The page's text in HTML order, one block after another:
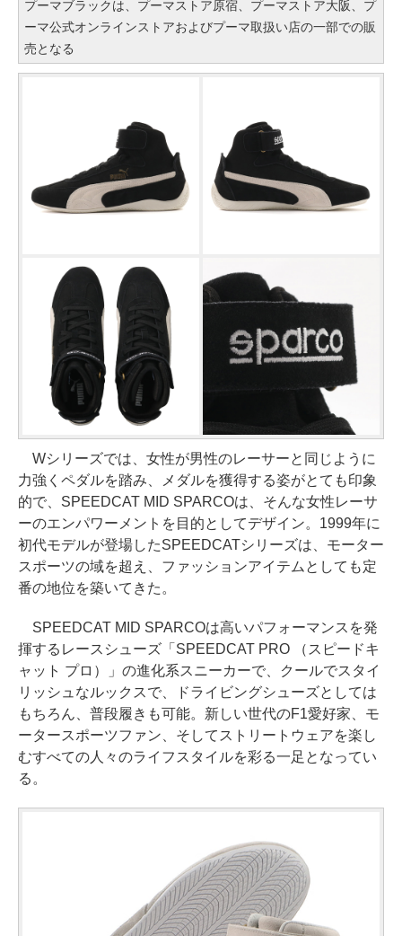
プーマブラックは、プーマストア原宿、プーマストア大阪、プ
ーマ公式オンラインストアおよびプーマ取扱い店の一部での販
売となる
Wシリーズでは、女性が男性のレーサーと同じように
力強くペダルを踏み、メダルを獲得する姿がとても印象
的で、SPEEDCAT MID SPARCOは、そんな女性レーサ
ーのエンパワーメントを目的としてデザイン。1999年に
初代モデルが登場したSPEEDCATシリーズは、モーター
スポーツの域を超え、ファッションアイテムとしても定
番の地位を築いてきた。
SPEEDCAT MID SPARCOは高いパフォーマンスを発
揮するレースシューズ「SPEEDCAT PRO （スピードキ
ャット プロ）」の進化系スニーカーで、クールでスタイ
リッシュなルックスで、ドライビングシューズとしては
もちろん、普段履きも可能。新しい世代のF1愛好家、モ
ータースポーツファン、そしてストリートウェアを楽し
むすべての人々のライフスタイルを彩る一足となってい
る。